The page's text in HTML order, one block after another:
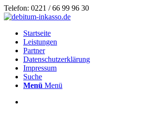
Telefon: 0221 / 66 99 96 30
Startseite
Leistungen
Partner
Datenschutzerklärung
Impressum
Suche
Menü Menü